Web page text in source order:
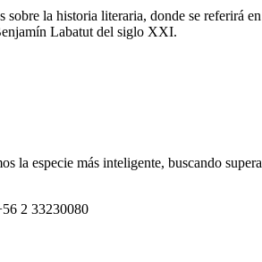
la historia literaria, donde se referirá
Labatut del siglo XXI.
especie más inteligente, buscando
2 33230080